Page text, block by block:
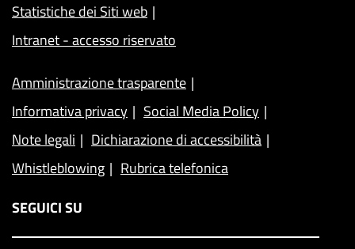
Statistiche dei Siti web
Intranet - accesso riservato
Amministrazione trasparente
Informativa privacy
Social Media Policy
Note legali
Dichiarazione di accessibilità
Whistleblowing
Rubrica telefonica
SEGUICI SU